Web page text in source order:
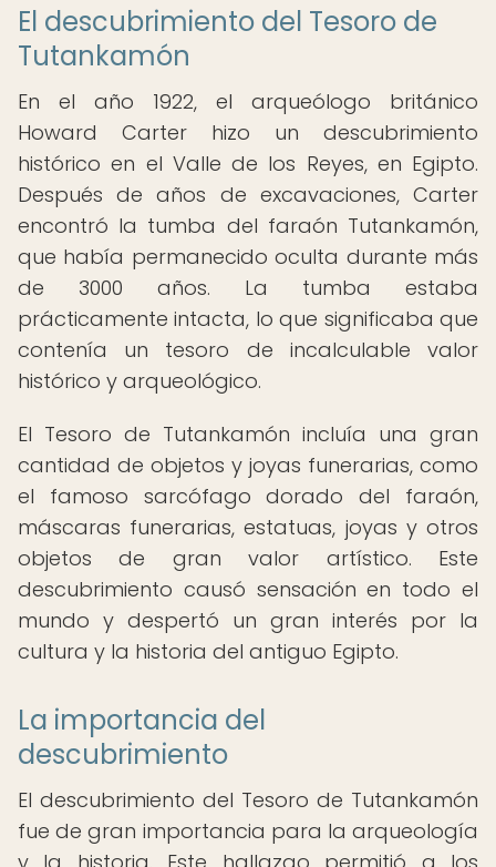
El descubrimiento del Tesoro de
Tutankamón
En el año 1922, el arqueólogo británico
Howard Carter hizo un descubrimiento
histórico en el Valle de los Reyes, en Egipto.
Después de años de excavaciones, Carter
encontró la tumba del faraón Tutankamón,
que había permanecido oculta durante más
de 3000 años. La tumba estaba
prácticamente intacta, lo que significaba que
contenía un tesoro de incalculable valor
histórico y arqueológico.
El Tesoro de Tutankamón incluía una gran
cantidad de objetos y joyas funerarias, como
el famoso sarcófago dorado del faraón,
máscaras funerarias, estatuas, joyas y otros
objetos de gran valor artístico. Este
descubrimiento causó sensación en todo el
mundo y despertó un gran interés por la
cultura y la historia del antiguo Egipto.
La importancia del
descubrimiento
El descubrimiento del Tesoro de Tutankamón
fue de gran importancia para la arqueología